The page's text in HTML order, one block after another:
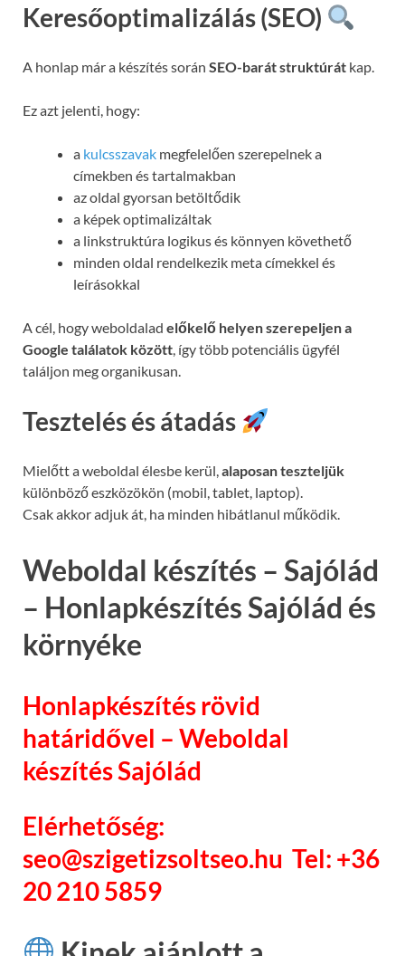
Keresőoptimalizálás (SEO)
A honlap már a készítés során SEO-barát struktúrát kap.
Ez azt jelenti, hogy:
a kulcsszavak megfelelően szerepelnek a
címekben és tartalmakban
az oldal gyorsan betöltődik
a képek optimalizáltak
a linkstruktúra logikus és könnyen követhető
minden oldal rendelkezik meta címekkel és
leírásokkal
A cél, hogy weboldalad előkelő helyen szerepeljen a
Google találatok között, így több potenciális ügyfél
találjon meg organikusan.
Tesztelés és átadás
Mielőtt a weboldal élesbe kerül,alaposan teszteljük
különböző eszközökön (mobil, tablet, laptop).
Csak akkor adjuk át, ha minden hibátlanul működik.
Weboldal készítés – Sajólád
– Honlapkészítés Sajólád és
környéke
Honlapkészítés rövid
határidővel – Weboldal
készítés Sajólád
Elérhetőség:
seo@szigetizsoltseo.hu Tel: +36
20 210 5859